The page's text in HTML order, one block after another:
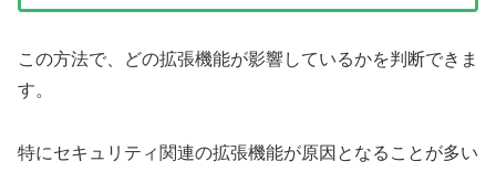
この方法で、どの拡張機能が影響しているかを判断できま
す。
特にセキュリティ関連の拡張機能が原因となることが多い